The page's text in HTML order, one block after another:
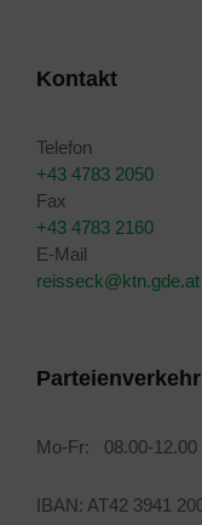
Kontakt
Telefon
+43 4783 2050
Fax
+43 4783 2160
E-Mail
reisseck@ktn.gde.at
Parteienverkehr
Mo-Fr: 08.00-12.00
IBAN: AT42 3941